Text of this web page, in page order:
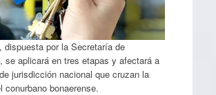
dispuesta por la Secretaría de
se aplicará en tres etapas y afectará a
jurisdicción nacional que cruzan la
conurbano bonaerense.